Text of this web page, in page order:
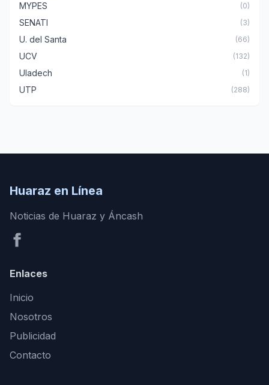
MYPES (0)
SENATI (3)
U. del Santa (66)
UCV (132)
Uladech (1)
UTP (288)
Huaraz en Línea
Noticias de Huaraz y Áncash
Enlaces
Inicio
Nosotros
Publicidad
Contacto